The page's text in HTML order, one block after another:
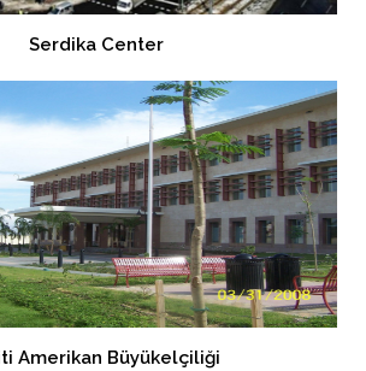
Serdika Center
Amerikan Büyükelçiliği